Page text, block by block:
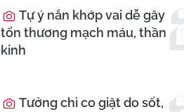
Tự ý nắn khớp vai dễ gây
tổn thương mạch máu, thần
kinh
Tưởng chỉ co giật do sốt,